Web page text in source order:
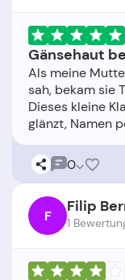
Gänsehaut
Als meine
sah, bekam sie
Dieses kleine
0
F Filip
1